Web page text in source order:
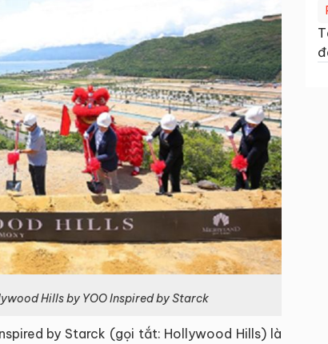
Hills by YOO Inspired by Starck
by Starck (gọi tắt: Hollywood Hills) là